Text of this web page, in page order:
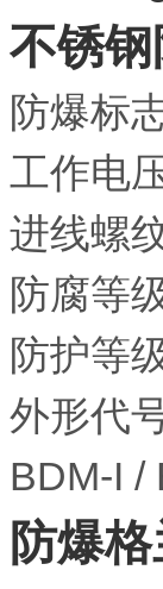
不锈钢
防爆标
工作电
进线螺
防腐等
防护等
外形代
BDM-I /
防爆